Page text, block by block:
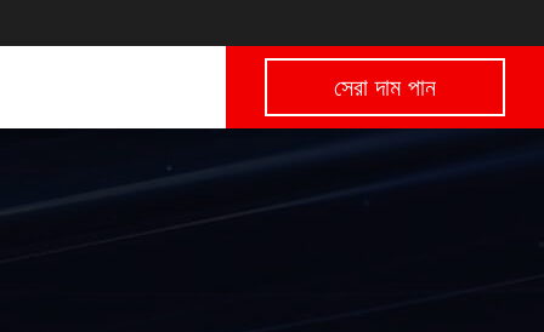
সেরা দাম পান